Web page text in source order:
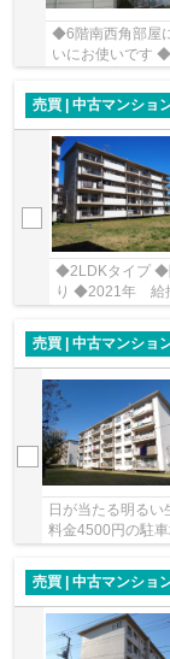
◆6階南西角部屋
いにお使いです
売買 | 中古マンショ
◆2LDKタイプ ◆
り ◆2021年 給
売買 | 中古マンショ
日が当たる明る
料金4500円の駐
売買 | 中古マンショ